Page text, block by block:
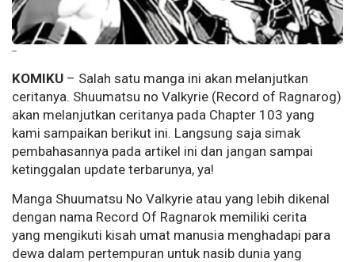
--
KOMIKU – Salah satu manga ini akan melanjutkan
ceritanya. Shuumatsu no Valkyrie (Record of Ragnarog)
akan melanjutkan ceritanya pada Chapter 103 yang
kami sampaikan berikut ini. Langsung saja simak
pembahasannya pada artikel ini dan jangan sampai
ketinggalan update terbarunya, ya!
Manga Shuumatsu No Valkyrie atau yang lebih dikenal
dengan nama Record Of Ragnarok memiliki cerita
yang mengikuti kisah umat manusia menghadapi para
dewa dalam pertempuran untuk nasib dunia yang